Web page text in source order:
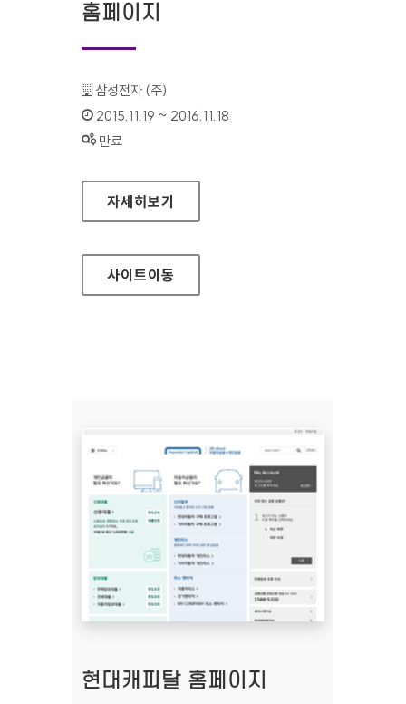
홈페이지
기관명 :
삼성전자 (주)
인증기간 :
2015.11.19 ~ 2016.11.18
상태 :
만료
삼성전자종합기술원 홈페이지
자세히보기
사이트이동
현대캐피탈 홈페이지